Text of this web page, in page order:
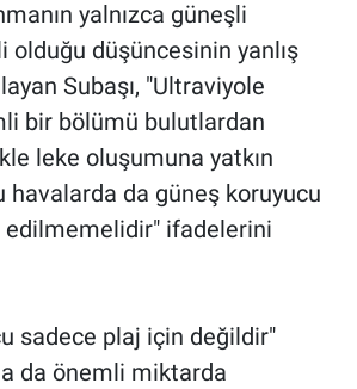
yalnızca güneşli
olduğu düşüncesinin yanlış
Subaşı, "Ultraviyole
bir bölümü bulutlardan
leke oluşumuna yatkın
havalarda da güneş koruyucu
edilmemelidir" ifadelerini
sadece plaj için değildir"
da önemli miktarda